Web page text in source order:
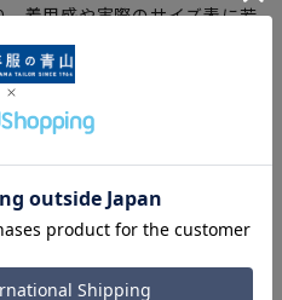
着用感や実際のサイズ表に若
す。予めご了承ください。
ズを記載しております。一
ヌードサイズ)を記載している
境、また撮影時の室内外の光
像の色味が異なる場合がござ
庫を共有しております関係
により欠品が発生し、ご注文